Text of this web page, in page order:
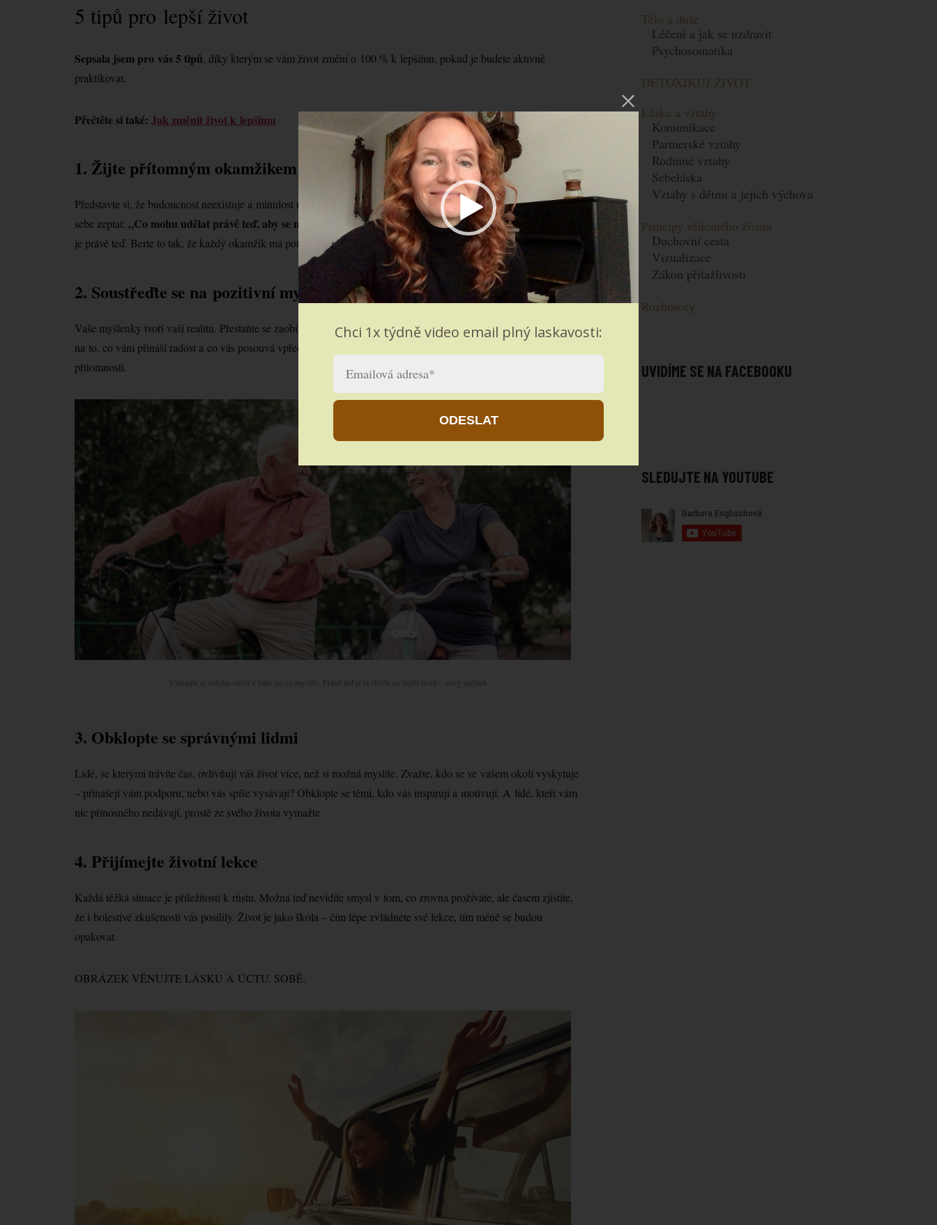
5 tipů pro lepší život
Sepsala jsem pro vás 5 tipů, díky kterým se vám život změní o 100 % k lepšímu, pokud je budete aktivně
praktikovat.
Přečtěte si také: Jak změnit život k lepšímu
1. Žijte přítomným okamžikem
Představte si, že budoucnost neexistuje a minulost už není. To jediné, co máte, je přítomný okamžik. Zkuste se sami
sebe zeptat:„Co mohu udělat právě teď, aby se moje situace zlepšila?“Přestaňte čekat na ten správný čas – ten
je právě teď. Berte to tak, že každý okamžik má potenciál změnit váš život.
2. Soustřeďte se na pozitivní myšlenky
Vaše myšlenky tvoří vaši realitu. Přestaňte se zaobírat tím, co vás štve nebo co nechcete. Zaměřte svou pozornost
na to, co vám přináší radost a co vás posouvá vpřed. Pomáhejte ostatním, plánujte pozitivní budoucnost a užívejte si
přítomnosti.
Všímejte si vašeho okolí a toho na co myslíte. Právě teď je ta chvíle na lepší život – nový začátek.
3. Obklopte se správnými lidmi
Lidé, se kterými trávíte čas, ovlivňují váš život více, než si možná myslíte. Zvažte, kdo se ve vašem okolí vyskytuje
– přinášejí vám podporu, nebo vás spíše vysávají? Obklopte se těmi, kdo vás inspirují a motivují. A lidé, kteří vám
nic přínosného nedávají, prostě ze svého života vymažte.
4. Přijímejte životní lekce
Každá těžká situace je příležitostí k růstu. Možná teď nevidíte smysl v tom, co zrovna prožíváte, ale časem zjistíte,
že i bolestivé zkušenosti vás posílily. Život je jako škola – čím lépe zvládnete své lekce, tím méně se budou
opakovat.
OBRÁZEK VĚNUJTE LÁSKU A ÚCTU. SOBĚ.
Tělo a duše
Léčení a jak se uzdravit
Psychosomatika
DETOXIKUJ ŽIVOT
Láska a vztahy
Komunikace
Partnerské vztahy
Rodinné vztahy
Sebeláska
Vztahy s dětmi a jejich výchova
Principy vědomého života
Duchovní cesta
Vizualizace
Zákon přitažlivosti
Rozhovory
UVIDÍME SE NA FACEBOOKU
SLEDUJTE NA YOUTUBE
Chci 1x týdně video email plný laskavosti:
ODESLAT